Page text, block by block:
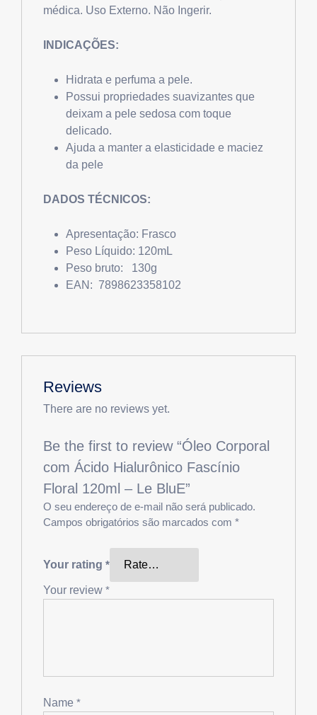
médica. Uso Externo. Não Ingerir.
INDICAÇÕES:
Hidrata e perfuma a pele.
Possui propriedades suavizantes que
deixam a pele sedosa com toque
delicado.
Ajuda a manter a elasticidade e maciez
da pele
DADOS TÉCNICOS:
Apresentação: Frasco
Peso Líquido: 120mL
Peso bruto: 130g
EAN: 7898623358102
Reviews
There are no reviews yet.
Be the first to review “Óleo Corporal
com Ácido Hialurônico Fascínio
Floral 120ml – Le BluE”
O seu endereço de e-mail não será publicado.
Campos obrigatórios são marcados com *
Your rating *
Your review *
Name *